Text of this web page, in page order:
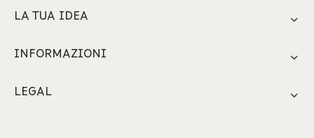
LA TUA IDEA
INFORMAZIONI
LEGAL